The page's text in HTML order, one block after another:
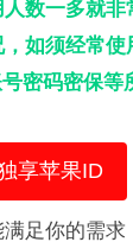
数一多就非
如须经常使
密码密保等
享苹果ID
足你的需求